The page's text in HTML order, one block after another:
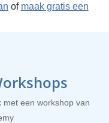
of maak gratis een
met een workshop van